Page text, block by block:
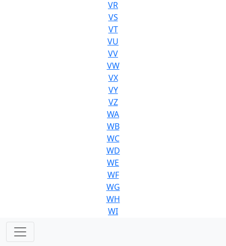
VR
VS
VT
VU
VV
VW
VX
VY
VZ
WA
WB
WC
WD
WE
WF
WG
WH
WI